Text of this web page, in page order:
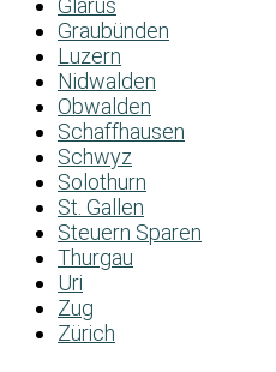
Glarus
Graubünden
Luzern
Nidwalden
Obwalden
Schaffhausen
Schwyz
Solothurn
St. Gallen
Steuern Sparen
Thurgau
Uri
Zug
Zürich